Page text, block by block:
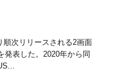
順次リリースされる2画面
発表した。2020年から同